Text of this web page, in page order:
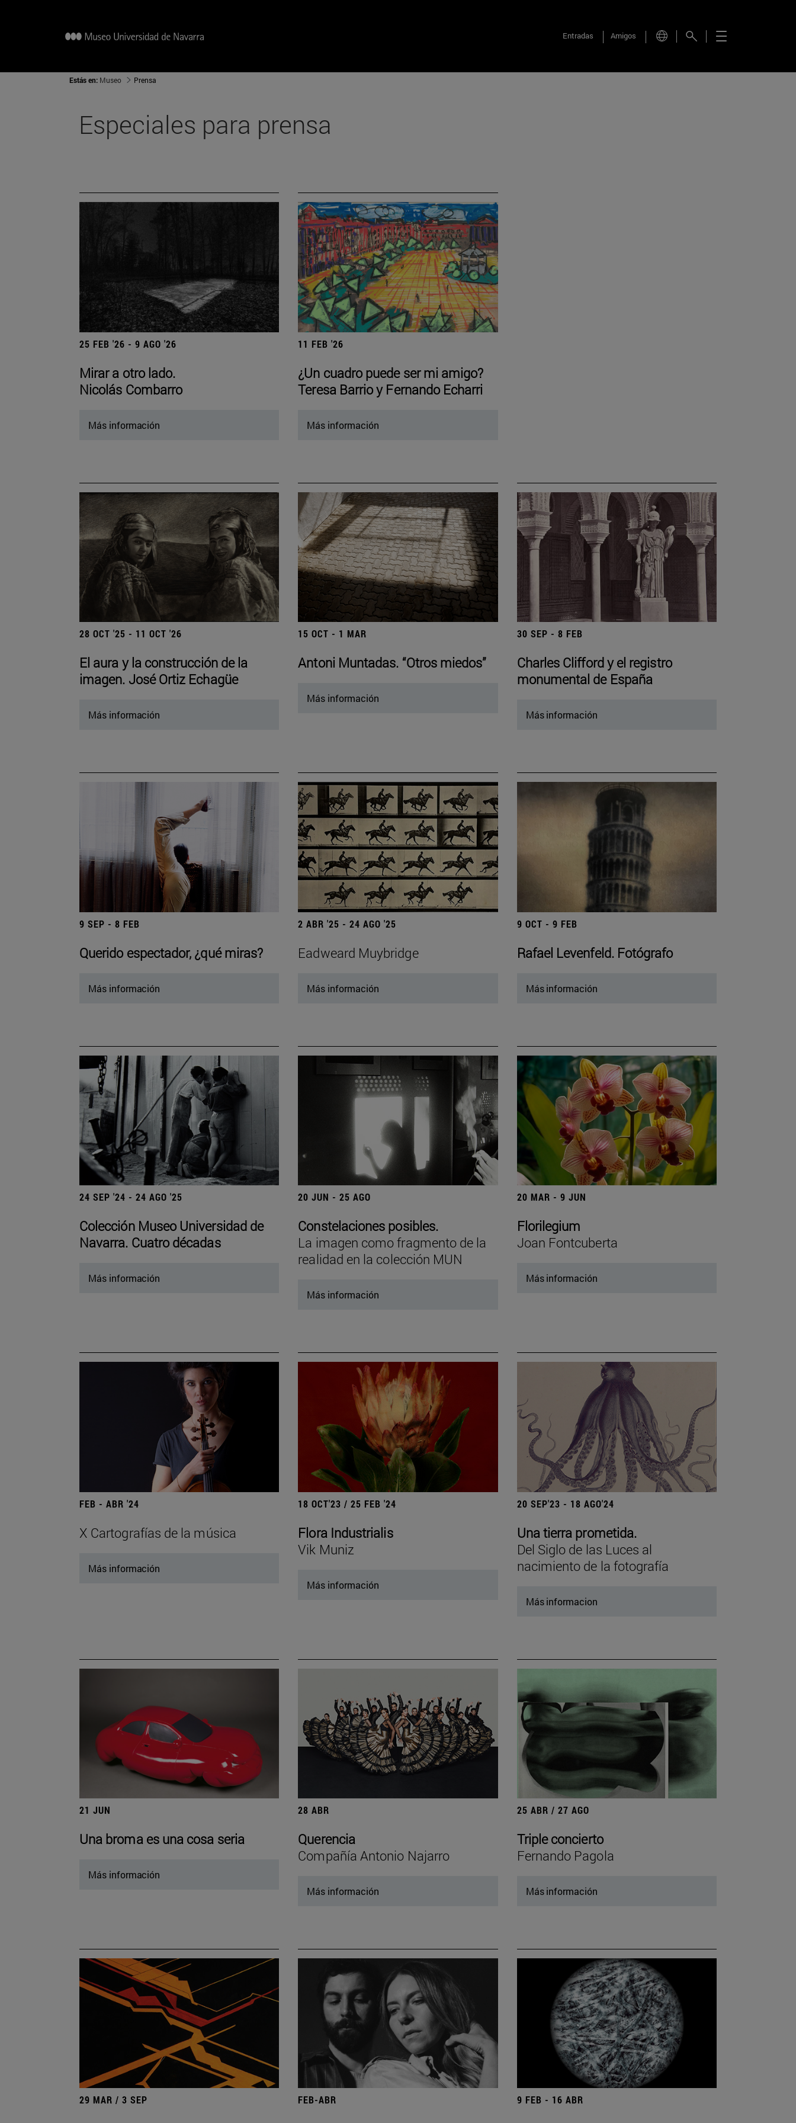
Entradas Amigos
Estás en: Museo Prensa
Especiales para prensa
25 FEB '26 - 9 AGO '26
Mirar a otro lado.
Nicolás Combarro
Más información
11 FEB '26
¿Un cuadro puede ser mi amigo?
Teresa Barrio y Fernando Echarri
Más información
28 OCT '25 - 11 OCT '26
El aura y la construcción de la
imagen. José Ortiz Echagüe
Más información
15 OCT - 1 MAR
Antoni Muntadas. “Otros miedos”
Más información
30 SEP - 8 FEB
Charles Clifford y el registro
monumental de España
Más información
9 SEP - 8 FEB
Querido espectador, ¿qué miras?
Más información
2 ABR '25 - 24 AGO '25
Eadweard Muybridge
Más información
9 OCT - 9 FEB
Rafael Levenfeld. Fotógrafo
Más información
24 SEP '24 - 24 AGO '25
Colección Museo Universidad de
Navarra. Cuatro décadas
Más información
20 JUN - 25 AGO
Constelaciones posibles.
La imagen como fragmento de la
realidad en la colección MUN
Más información
20 MAR - 9 JUN
Florilegium
Joan Fontcuberta
Más información
FEB - ABR '24
X Cartografías de la música
Más información
18 OCT'23 / 25 FEB '24
Flora Industrialis
Vik Muniz
Más información
20 SEP'23 - 18 AGO'24
Una tierra prometida.
Del Siglo de las Luces al
nacimiento de la fotografía
Más informacion
21 JUN
Una broma es una cosa seria
Más información
28 ABR
Querencia
Compañía Antonio Najarro
Más información
25 ABR / 27 AGO
Triple concierto
Fernando Pagola
Más información
29 MAR / 3 SEP FEB-ABR 9 FEB - 16 ABR